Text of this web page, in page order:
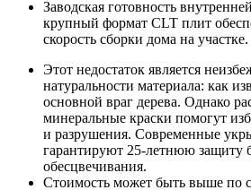
Заводская готовность
крупный формат CLT плит
скорость сборки дома на участке.
Этот недостаток является
натуральности материала: как
основной враг дерева. Однако
минеральные краски помогут
и разрушения. Современные
гарантируют 25-летнюю защиту
обесцвечивания.
Стоимость может быть выше по